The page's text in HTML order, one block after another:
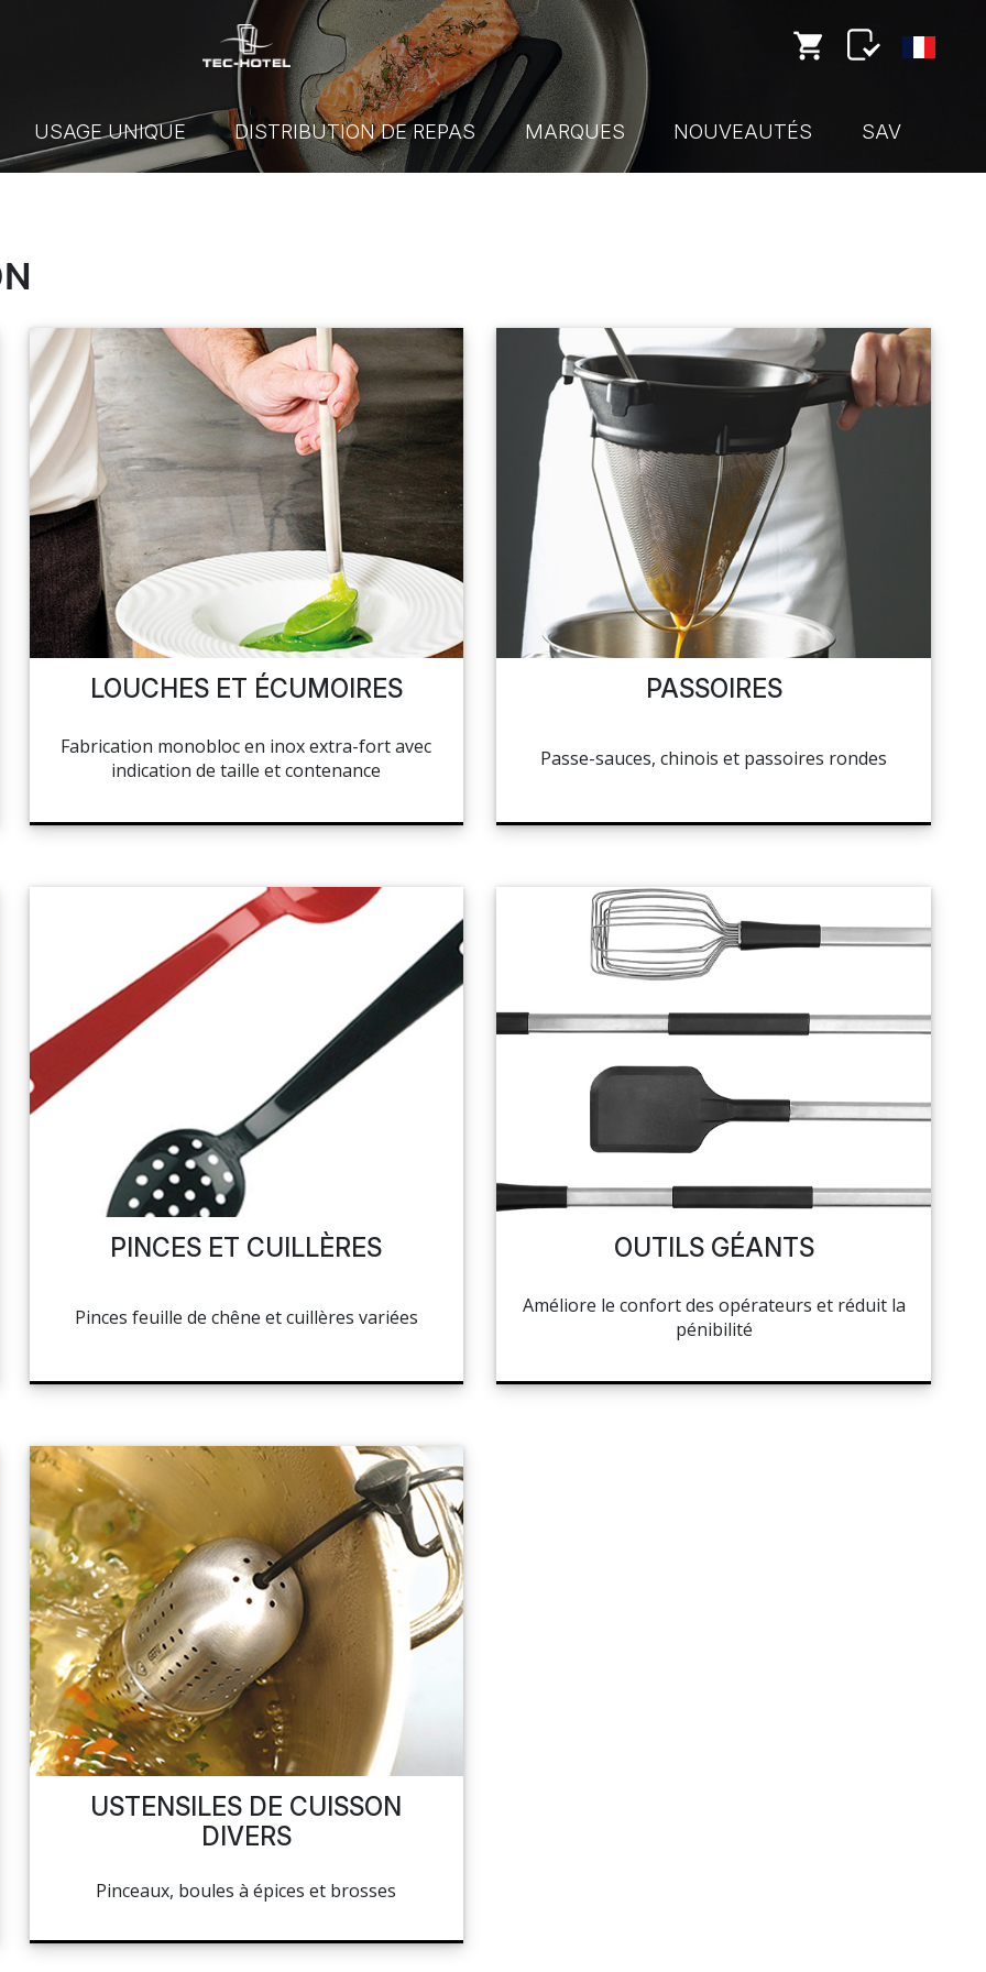
USAGE UNIQUE DISTRIBUTION DE REPAS MARQUES NOUVEAUTÉS SAV
LOUCHES ET ÉCUMOIRES
Fabrication monobloc en inox extra-fort avec
indication de taille et contenance
PASSOIRES
Passe-sauces, chinois et passoires rondes
PINCES ET CUILLÈRES
Pinces feuille de chêne et cuillères variées
OUTILS GÉANTS
Améliore le confort des opérateurs et réduit la
pénibilité
USTENSILES DE CUISSON
DIVERS
Pinceaux, boules à épices et brosses